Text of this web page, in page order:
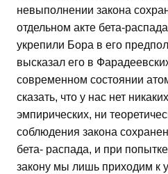
невыполнении закона
отдельном акте бета-
укрепили Бора в его
высказал его в
современном состоянии
сказать, что у нас нет
эмпирических, ни
соблюдения закона
бета- распада, и при
закону мы лишь приходим к